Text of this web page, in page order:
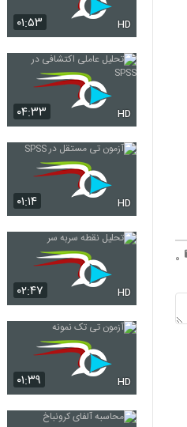
۰
۰۱:۵۳ HD
۰۴:۳۳ HD
۰۱:۱۴ HD
۰۲:۴۷ HD
۰۱:۳۹ HD